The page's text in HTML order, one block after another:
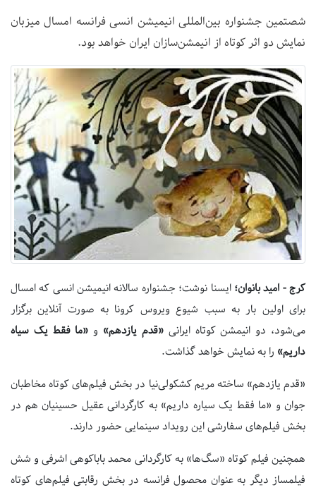
شصتمین جشنواره بین‌المللی انیمیشن انسی فرانسه امسال میزبان
نمایش دو اثر کوتاه از انیمشن‌سازان ایران خواهد بود.
کرج - امید بانوان؛ایسنا نوشت؛ جشنواره سالانه انیمیشن انسی که امسال
برای اولین بار به سبب شیوع ویروس کرونا به صورت آنلاین برگزار
می‌شود، دو انیمشن کوتاه ایرانی«قدم یازدهم» و «ما فقط یک سیاه
داریم» را به نمایش خواهد گذاشت.
«قدم یازدهم» ساخته مریم کشکولی‌نیا در بخش فیلم‌های کوتاه مخاطبان
جوان و «ما فقط یک سیاره داریم» به کارگردانی عقیل حسینیان هم در
بخش فیلم‌های سفارشی این رویداد سینمایی حضور دارند.
همچنین فیلم کوتاه «سگ‌ها» به کارگردانی محمد باباکوهی اشرفی و شش
فیلمساز دیگر به عنوان محصول فرانسه در بخش رقابتی فیلم‌های کوتاه